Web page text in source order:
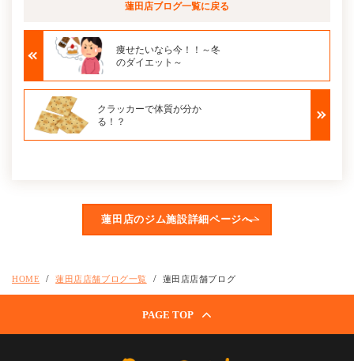
蓮田店ブログ一覧に戻る
痩せたいなら今！！～冬
のダイエット～
クラッカーで体質が分か
る！？
蓮田店のジム施設詳細ページへ
HOME 蓮田店店舗ブログ一覧 蓮田店店舗ブログ
PAGE TOP